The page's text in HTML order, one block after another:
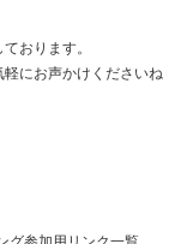
おります。
にお声かけくださいね